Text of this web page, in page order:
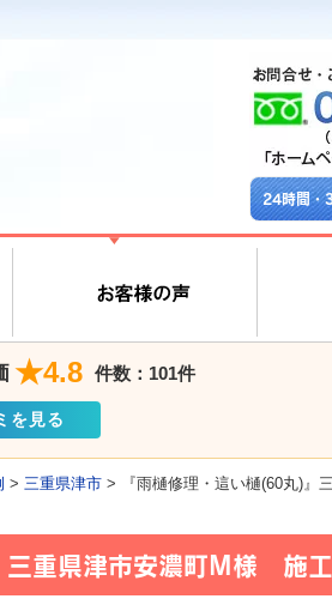
24時間・
★4.8 件数：101件
を見る
> 三重県津市 > 『雨樋修理・這い樋(60丸)
三重県津市安濃町M様 施